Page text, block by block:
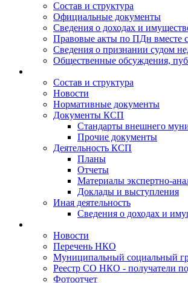
Состав и структура
Официальные документы
Сведения о доходах и
Правовые акты по ПДн вместе
Сведения о признании судом
Общественные обсуждения,
Состав и структура
Новости
Нормативные документы
Документы КСП
Стандарты внешнего
Прочие документы
Деятельность КСП
Планы
Отчеты
Материалы экспертно-
Доклады и выступления
Иная деятельность
Сведения о доходах и
Новости
Перечень НКО
Муниципальный социальный
Реестр СО НКО - получатели
Фотоотчет